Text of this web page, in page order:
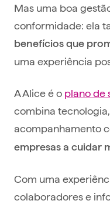
Mas uma boa
conformidade: ela
benefícios que
uma experiência
A Alice é o plano de
combina
acompanhamento
empresas a cuidar
Com uma
colaboradores e